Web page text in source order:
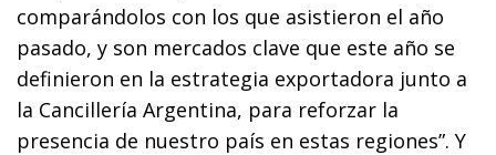
comparándolos con los que asistieron el año
pasado, y son mercados clave que este año se
definieron en la estrategia exportadora junto a
la Cancillería Argentina, para reforzar la
presencia de nuestro país en estas regiones”. Y